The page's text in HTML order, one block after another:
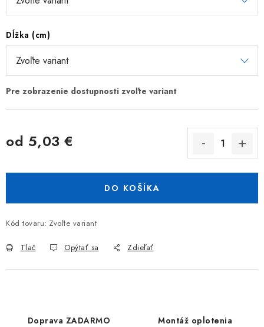
Formulár na odstúpenie od zmluvy
Dĺžka (cm)
od 5,03 €
DO KOŠÍKA
Kód tovaru: Zvoľte variant
Tlač Opýtať sa Zdieľať
Doprava ZADARMO Montáž oplotenia